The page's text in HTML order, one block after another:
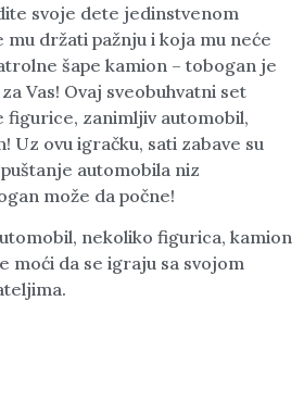
svoje dete jedinstvenom
držati pažnju i koja mu neće
šape kamion – tobogan je
Vas! Ovaj sveobuhvatni set
figurice, zanimljiv automobil,
Uz ovu igračku, sati zabave su
automobila niz
može da počne!
nekoliko figurica, kamion
moći da se igraju sa svojom